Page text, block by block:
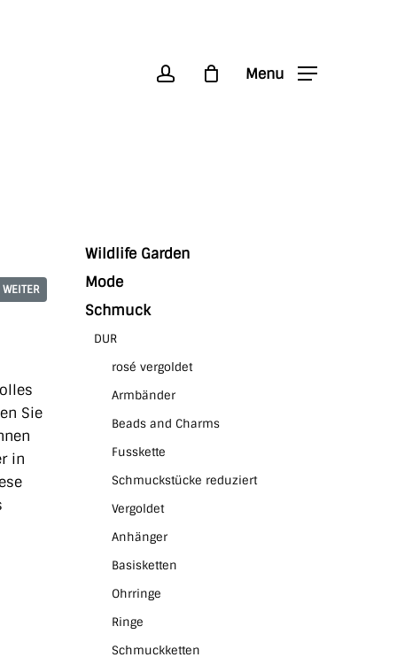
Menu
WEITER
Sie
in
Wildlife Garden
Mode
Schmuck
DUR
rosé vergoldet
Armbänder
Beads and Charms
Fusskette
Schmuckstücke reduziert
Vergoldet
Anhänger
Basisketten
Ohrringe
Ringe
Schmuckketten